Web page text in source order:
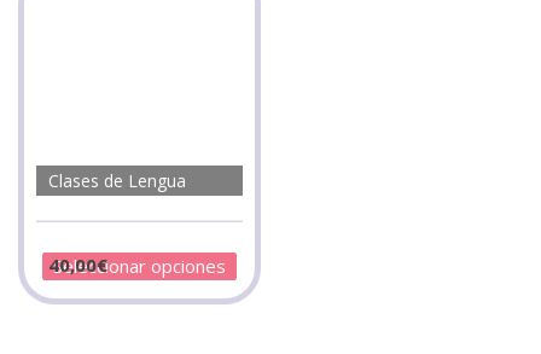
Clases de Lengua
40,00€
Seleccionar opciones